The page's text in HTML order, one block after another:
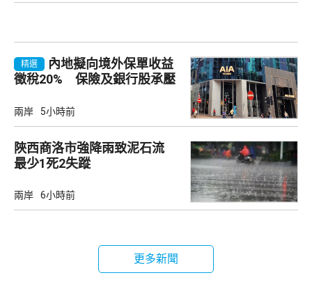
精選
內地擬向境外保單收益
徵稅20% 保險及銀行股承壓
兩岸 5小時前
陜西商洛市強降雨致泥石流
最少1死2失蹤
兩岸 6小時前
更多新聞